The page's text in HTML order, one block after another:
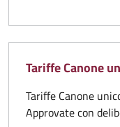
Tariffe Canone
Tariffe Canone
Approvate con